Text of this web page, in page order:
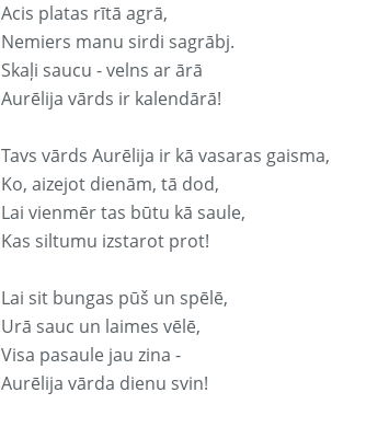
Acis platas rītā agrā,
Nemiers manu sirdi sagrābj.
Skaļi saucu - velns ar ārā
Aurēlija vārds ir kalendārā!
Tavs vārds Aurēlija ir kā vasaras gaisma,
Ko, aizejot dienām, tā dod,
Lai vienmēr tas būtu kā saule,
Kas siltumu izstarot prot!
Lai sit bungas pūš un spēlē,
Urā sauc un laimes vēlē,
Visa pasaule jau zina -
Aurēlija vārda dienu svin!